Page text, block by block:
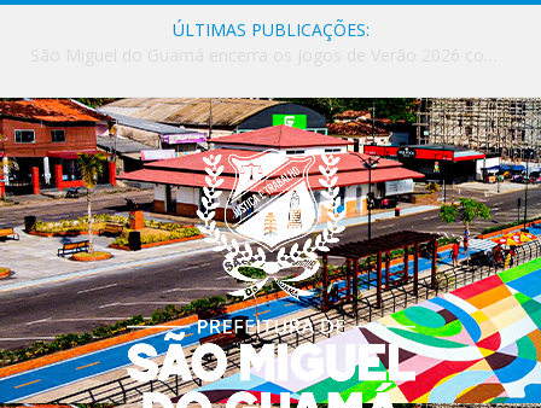
ÚLTIMAS PUBLICAÇÕES: